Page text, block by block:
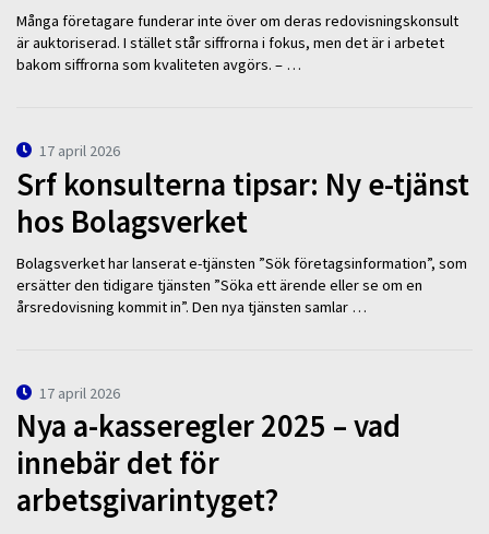
Många företagare funderar inte över om deras redovisningskonsult
är auktoriserad. I stället står siffrorna i fokus, men det är i arbetet
bakom siffrorna som kvaliteten avgörs. – …
17 april 2026
Srf konsulterna tipsar: Ny e-tjänst
hos Bolagsverket
Bolagsverket har lanserat e-tjänsten ”Sök företagsinformation”, som
ersätter den tidigare tjänsten ”Söka ett ärende eller se om en
årsredovisning kommit in”. Den nya tjänsten samlar …
17 april 2026
Nya a-kasseregler 2025 – vad
innebär det för
arbetsgivarintyget?